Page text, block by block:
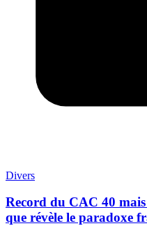
Divers
Record du CAC 40
que révèle le paradoxe